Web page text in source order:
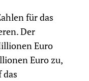
für das
Der
Euro
Euro zu,